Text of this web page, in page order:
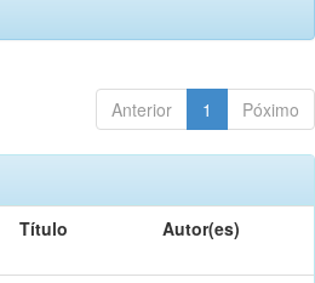
Anterior 1 Póximo
Título Autor(es)